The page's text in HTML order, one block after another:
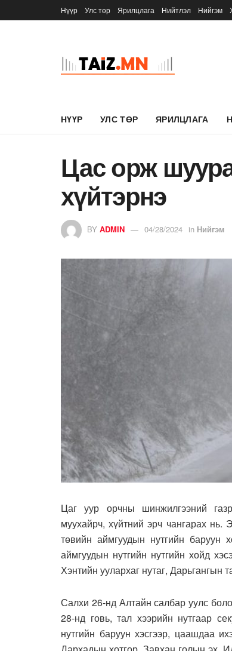
Нүүр Улс төр Ярилцлага Нийтлэл Нийгэм
НҮҮР УЛС ТӨР ЯРИЛЦЛАГА
Цас орж
хүйтэрнэ
BY ADMIN 04/28/2024 in Нийгэм
Цаг уур орчны шинжилгээний
муухайрч, хүйтний эрч чангарах
төвийн аймгуудын нутгийн баруун
аймгуудын нутгийн нутгийн хойд
Хэнтийн уулархаг нутаг, Дарьгангын
Салхи 26-нд Алтайн салбар уулс
28-нд говь, тал хээрийн нутгаар
нутгийн баруун хэсгээр, цаашдаа